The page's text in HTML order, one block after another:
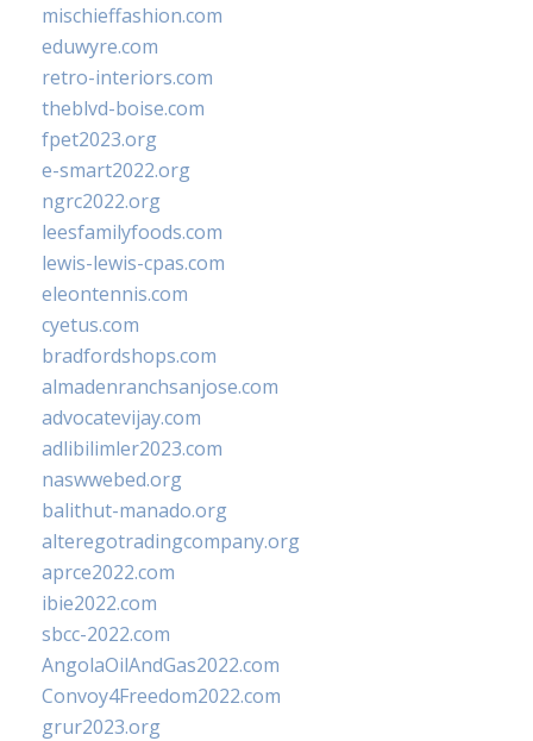
mischieffashion.com
eduwyre.com
retro-interiors.com
theblvd-boise.com
fpet2023.org
e-smart2022.org
ngrc2022.org
leesfamilyfoods.com
lewis-lewis-cpas.com
eleontennis.com
cyetus.com
bradfordshops.com
almadenranchsanjose.com
advocatevijay.com
adlibilimler2023.com
naswwebed.org
balithut-manado.org
alteregotradingcompany.org
aprce2022.com
ibie2022.com
sbcc-2022.com
AngolaOilAndGas2022.com
Convoy4Freedom2022.com
grur2023.org